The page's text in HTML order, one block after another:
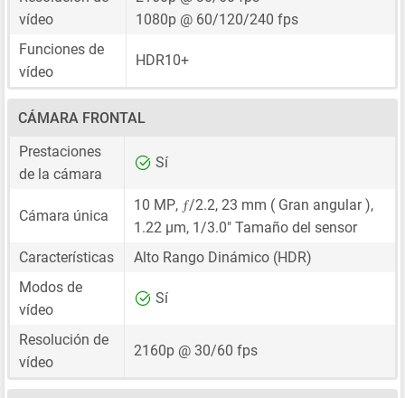
vídeo
1080p @ 60/120/240 fps
Funciones de
vídeo
HDR10+
CÁMARA FRONTAL
Prestaciones
de la cámara
Sí
Cámara única
10 MP, ƒ/2.2, 23 mm ( Gran angular ),
1.22 μm, 1/3.0" Tamaño del sensor
Características
Alto Rango Dinámico (HDR)
Modos de
vídeo
Sí
Resolución de
vídeo
2160p @ 30/60 fps